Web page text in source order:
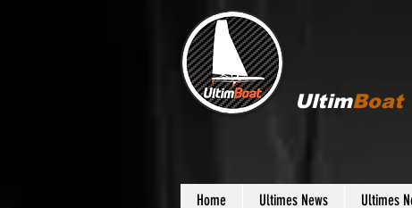
UltimBoat
Home Ultimes News Ultimes